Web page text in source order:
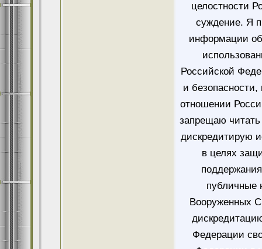
целостности
суждение. Я
информации
Российской
и безопасности,
отношении
запрещаю читать
дискредитирую
в целях
публичные
Вооруженных
Федерации